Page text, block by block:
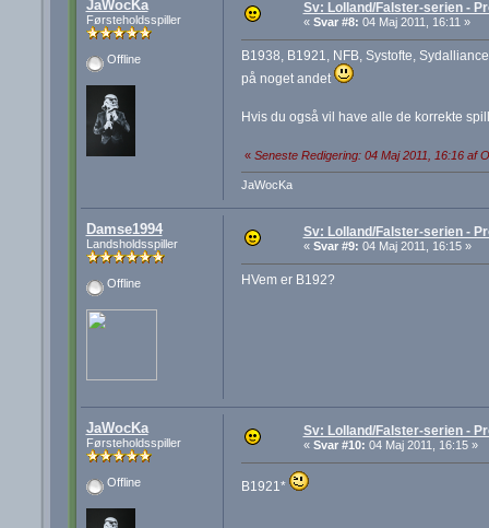
JaWocKa
Førsteholdsspiller
Offline
Sv: Lolland/Falster-serien -
« Svar #8: 04 Maj 2011, 16:11 »
B1938, B1921, NFB, Systofte,
på noget andet
Hvis du også vil have alle de korrekte
« Seneste Redigering: 04 Maj 2011, 16:16 af
JaWocKa
Damse1994
Landsholdsspiller
Offline
Sv: Lolland/Falster-serien -
« Svar #9: 04 Maj 2011, 16:15 »
HVem er B192?
JaWocKa
Førsteholdsspiller
Offline
Sv: Lolland/Falster-serien -
« Svar #10: 04 Maj 2011, 16:15 »
B1921*